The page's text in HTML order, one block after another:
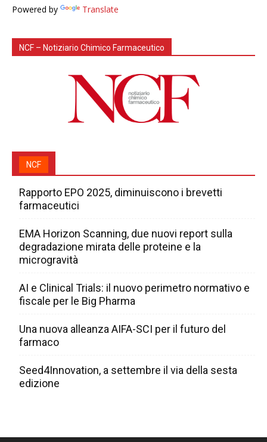
Powered by Translate
NCF – Notiziario Chimico Farmaceutico
NCF
Rapporto EPO 2025, diminuiscono i brevetti
farmaceutici
EMA Horizon Scanning, due nuovi report sulla
degradazione mirata delle proteine e la
microgravità
AI e Clinical Trials: il nuovo perimetro normativo e
fiscale per le Big Pharma
Una nuova alleanza AIFA-SCI per il futuro del
farmaco
Seed4Innovation, a settembre il via della sesta
edizione